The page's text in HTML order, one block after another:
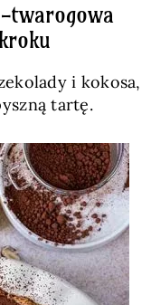
twarogowa
i kokosa,
tartę.